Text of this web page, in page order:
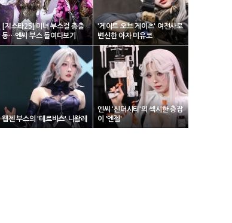
[지스타25] 미녀 부스걸 총출
동…엔씨 부스 들여다보기
'게이트 오브 게이츠' 여전사로
변신한 아자 미유코
웹젠 부스의 '테르비스' 니왈레
엔씨 '신더시티'의 섹시한 총잡
이 '엔젤'